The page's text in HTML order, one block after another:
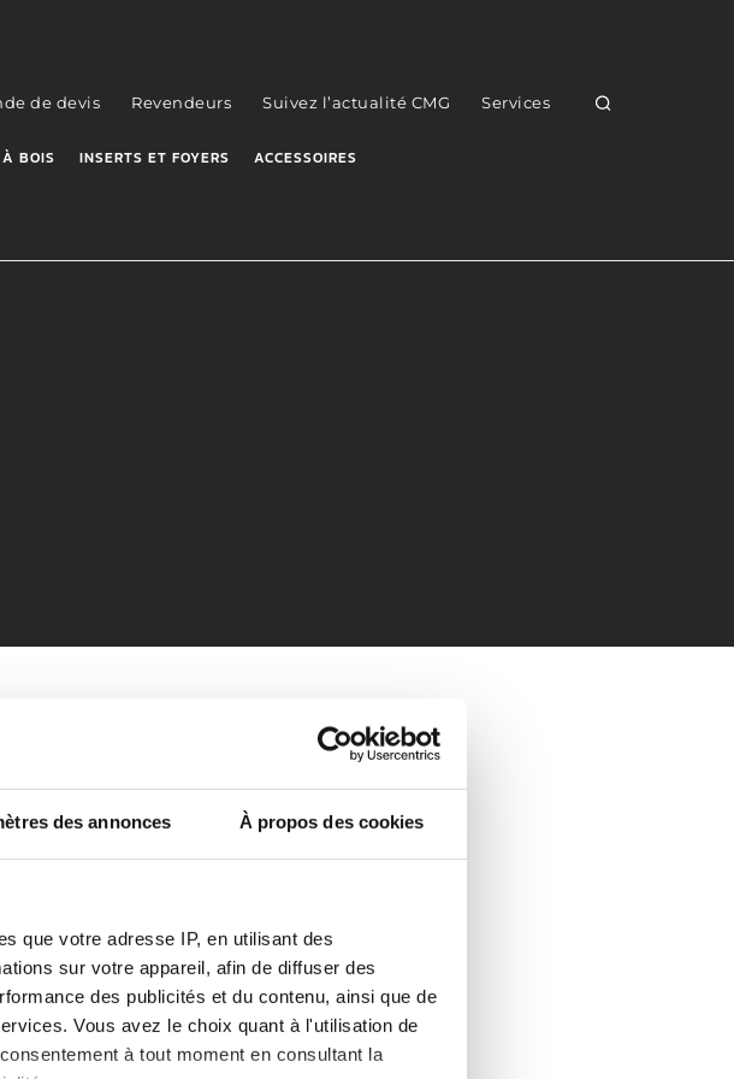
des annonces À propos des cookies
que votre adresse IP, en utilisant des
sur votre appareil, afin de diffuser des
des publicités et du contenu, ainsi que de
Vous avez le choix quant à l'utilisation de
à tout moment en consultant la
de devis Revendeurs Suivez l’actualité CMG Services
BOIS INSERTS ET FOYERS ACCESSOIRES